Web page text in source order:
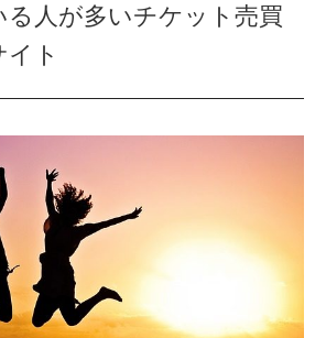
る人が多いチケット売買
イト